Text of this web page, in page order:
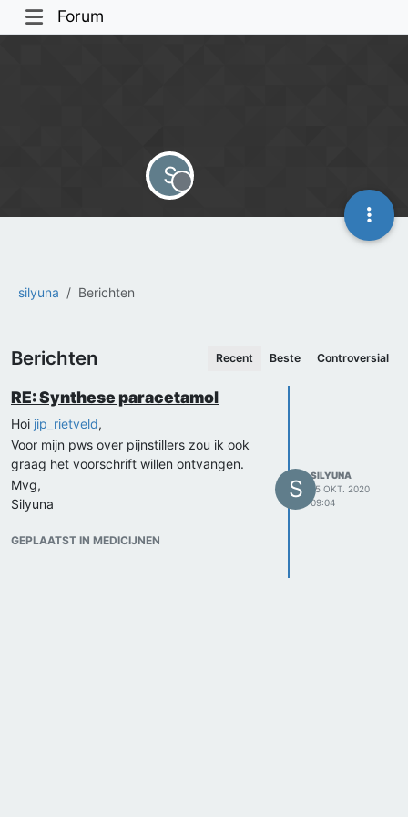
Forum
silyuna Berichten
S
Offline
Berichten Recent Beste Controversial
RE: Synthese paracetamol
Hoi jip_rietveld,
Voor mijn pws over pijnstillers zou ik ook
graag het voorschrift willen ontvangen.
Mvg,
Silyuna
GEPLAATST IN MEDICIJNEN
S
SILYUNA
15 OKT. 2020
09:04